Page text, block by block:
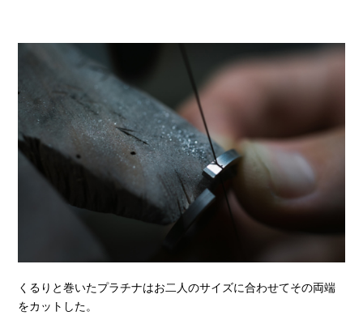
くるりと巻いたプラチナはお二人のサイズに合わせてその両端
をカットした。